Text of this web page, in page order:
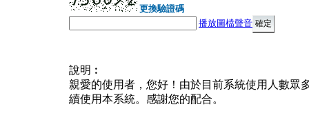
更換驗證碼
播放圖檔聲音
說明︰
親愛的使用者，您好！由於目前系統使用人數眾
續使用本系統。感謝您的配合。